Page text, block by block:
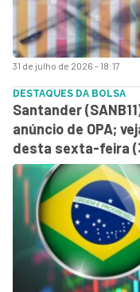
31 de julho de 2026 - 18:17
DESTAQUES DA BOLSA
Santander
anúncio de OPA;
desta sexta-feira